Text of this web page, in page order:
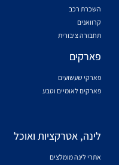
השכרת רכב
קרוואנים
תחבורה ציבורית
פארקים
פארקי שעשועים
פארקים לאומיים וטבע
לינה, אטרקציות ואוכל
אתרי לינה מומלצים